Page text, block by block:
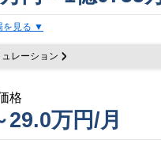
を見る
レーション
格
29.0万円/月